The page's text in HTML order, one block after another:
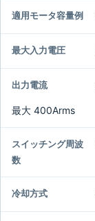
周
却
式
パ
ワ
ー
デ
バ
最大 400Arms